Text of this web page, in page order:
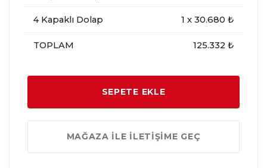
4 Kapaklı Dolap 1 x 30.680 ₺
TOPLAM 125.332 ₺
SEPETE EKLE
MAĞAZA İLE İLETİŞİME GEÇ